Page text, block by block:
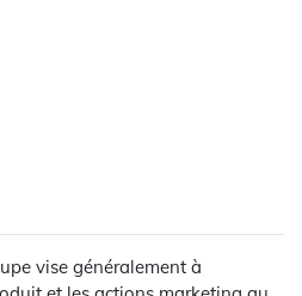
vise généralement à